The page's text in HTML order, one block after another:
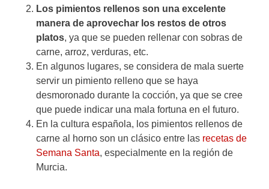
Los pimientos rellenos son una excelente
manera de aprovechar los restos de otros
platos, ya que se pueden rellenar con sobras de
carne, arroz, verduras, etc.
En algunos lugares, se considera de mala suerte
servir un pimiento relleno que se haya
desmoronado durante la cocción, ya que se cree
que puede indicar una mala fortuna en el futuro.
En la cultura española, los pimientos rellenos de
carne al horno son un clásico entre las recetas de
Semana Santa, especialmente en la región de
Murcia.